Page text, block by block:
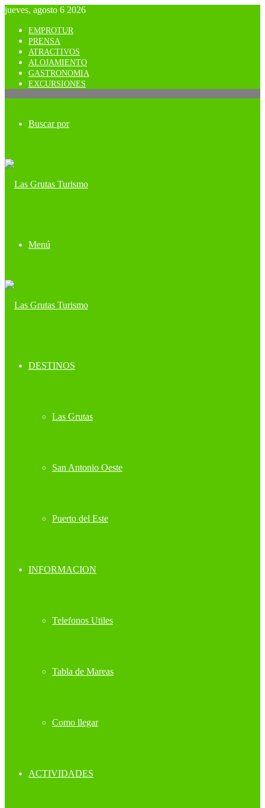
jueves, agosto 6 2026
EMPROTUR
PRENSA
ATRACTIVOS
ALOJAMIENTO
GASTRONOMIA
EXCURSIONES
Buscar por
Menú
DESTINOS
Las Grutas
San Antonio Oeste
Puerto del Este
INFORMACION
Telefonos Utiles
Tabla de Mareas
Como llegar
ACTIVIDADES